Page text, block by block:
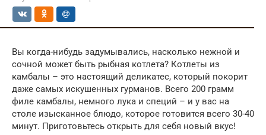
Вы когда-нибудь задумывались, насколько нежной и
сочной может быть рыбная котлета? Котлеты из
камбалы – это настоящий деликатес, который покорит
даже самых искушенных гурманов. Всего 200 грамм
филе камбалы, немного лука и специй – и у вас на
столе изысканное блюдо, которое готовится всего 30-40
минут. Приготовьтесь открыть для себя новый вкус!